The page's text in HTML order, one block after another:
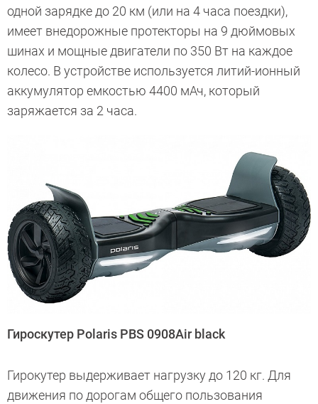
одной зарядке до 20 км (или на 4 часа поездки),
имеет внедорожные протекторы на 9 дюймовых
шинах и мощные двигатели по 350 Вт на каждое
колесо. В устройстве используется литий-ионный
аккумулятор емкостью 4400 мАч, который
заряжается за 2 часа.
Гироскутер Polaris PBS 0908Аir black
Гирокутер выдерживает нагрузку до 120 кг. Для
движения по дорогам общего пользования